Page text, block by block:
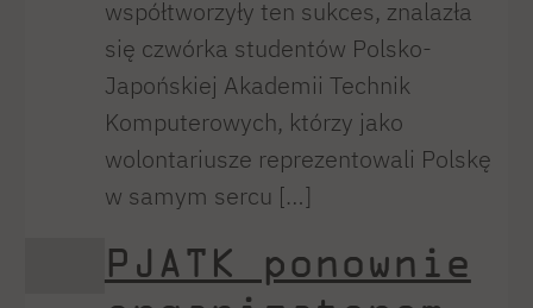
współtworzyły ten sukces, znalazła
się czwórka studentów Polsko-
Japońskiej Akademii Technik
Komputerowych, którzy jako
wolontariusze reprezentowali Polskę
w samym sercu […]
PJATK ponownie